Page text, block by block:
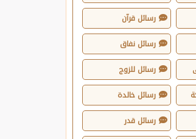
رسائل قرآن
رسائل نفاق
رسائل للزوج
رسائل خالدة
رسائل قدر